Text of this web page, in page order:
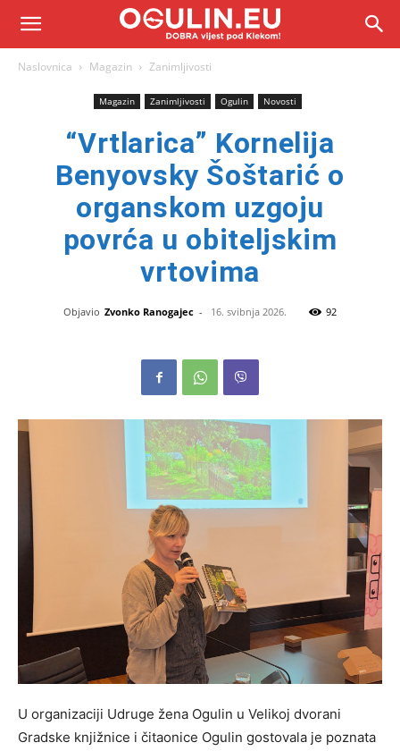
Naslovnica Magazin Zanimljivosti
Magazin Zanimljivosti Ogulin Novosti
“Vrtlarica” Kornelija
Benyovsky Šoštarić o
organskom uzgoju
povrća u obiteljskim
vrtovima
Objavio Zvonko Ranogajec - 16. svibnja 2026. 92
U organizaciji Udruge žena Ogulin u Velikoj dvorani
Gradske knjižnice i čitaonice Ogulin gostovala je poznata